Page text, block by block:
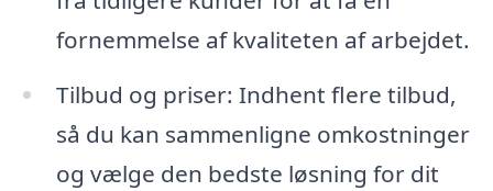
fornemmelse af kvaliteten af arbejdet.
Tilbud og priser: Indhent flere tilbud,
så du kan sammenligne omkostninger
og vælge den bedste løsning for dit